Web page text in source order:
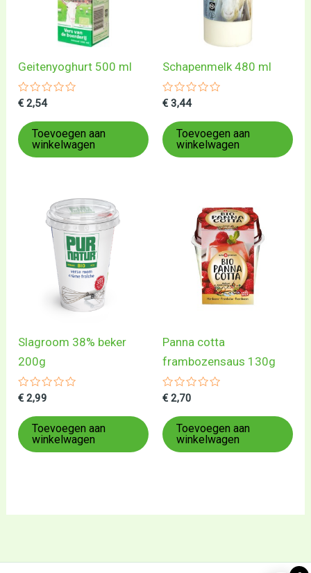
Geitenyoghurt 500 ml
Gewaardeerd
uit
5
€ 2,54
Toevoegen aan
winkelwagen
Schapenmelk 480 ml
Gewaardeerd
uit
5
€ 3,44
Toevoegen aan
winkelwagen
Slagroom 38% beker
200g
Gewaardeerd
uit
5
€ 2,99
Toevoegen aan
winkelwagen
Panna cotta
frambozensaus 130g
Gewaardeerd
uit
5
€ 2,70
Toevoegen aan
winkelwagen